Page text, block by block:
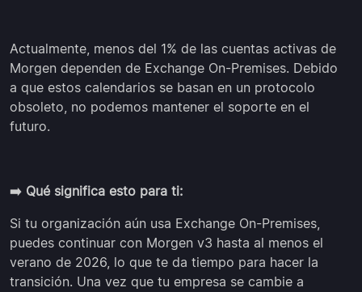
Actualmente, menos del 1% de las cuentas activas de
Morgen dependen de Exchange On-Premises. Debido
a que estos calendarios se basan en un protocolo
obsoleto, no podemos mantener el soporte en el
futuro.
➡️ Qué significa esto para ti:
Si tu organización aún usa Exchange On-Premises,
puedes continuar con Morgen v3 hasta al menos el
verano de 2026, lo que te da tiempo para hacer la
transición. Una vez que tu empresa se cambie a